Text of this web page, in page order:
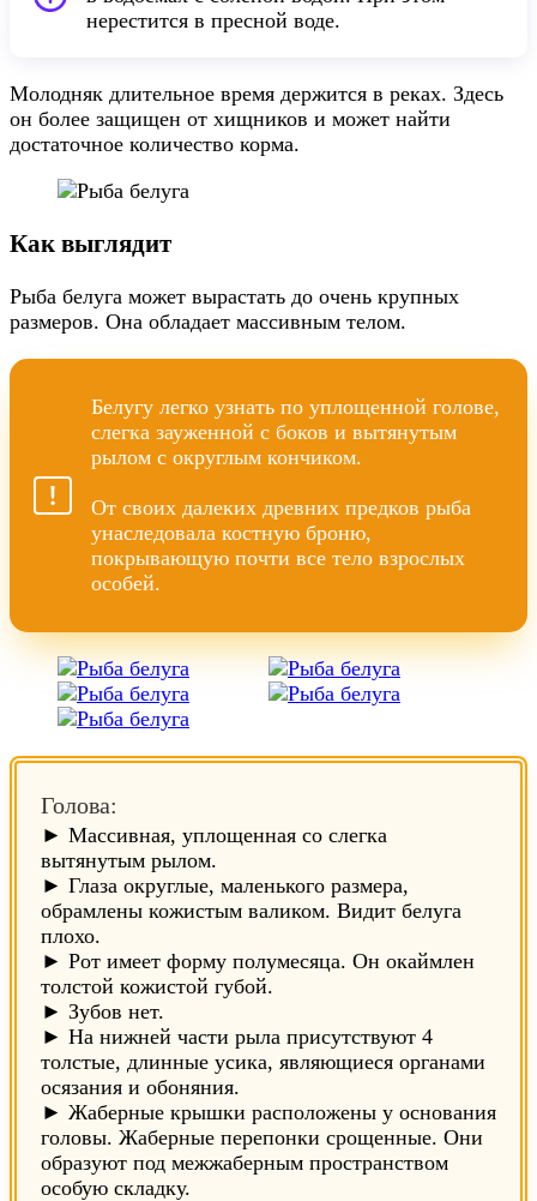
нерестится в пресной воде.
Молодняк длительное время держится в реках. Здесь
он более защищен от хищников и может найти
достаточное количество корма.
Как выглядит
Рыба белуга может вырастать до очень крупных
размеров. Она обладает массивным телом.
Белугу легко узнать по уплощенной голове,
слегка зауженной с боков и вытянутым
рылом с округлым кончиком.
От своих далеких древних предков рыба
унаследовала костную броню,
покрывающую почти все тело взрослых
особей.
Голова:
► Массивная, уплощенная со слегка
вытянутым рылом.
► Глаза округлые, маленького размера,
обрамлены кожистым валиком. Видит белуга
плохо.
► Рот имеет форму полумесяца. Он окаймлен
толстой кожистой губой.
► Зубов нет.
► На нижней части рыла присутствуют 4
толстые, длинные усика, являющиеся органами
осязания и обоняния.
► Жаберные крышки расположены у основания
головы. Жаберные перепонки срощенные. Они
образуют под межжаберным пространством
особую складку.